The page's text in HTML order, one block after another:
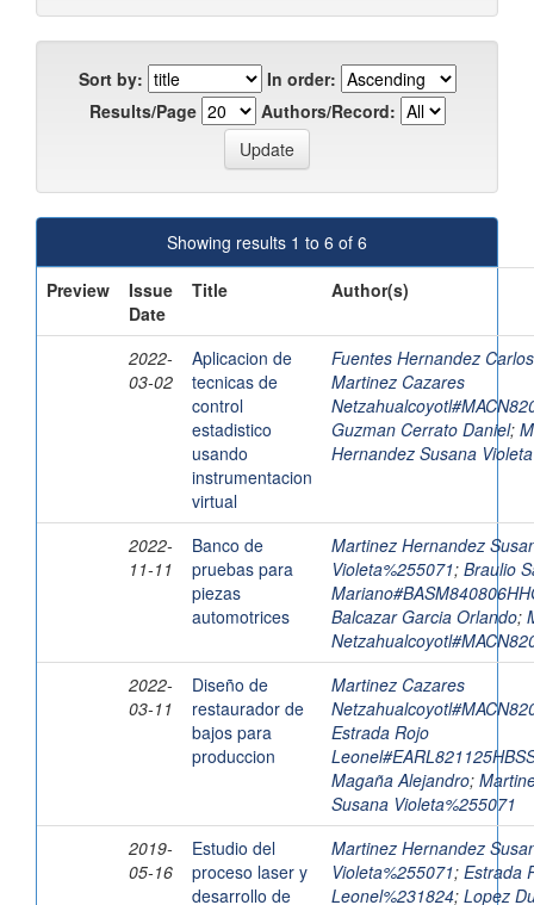
Sort by:
In order:
Results/Page
Authors/Record:
Showing results 1 to 6 of 6
Preview
Issue
Date
Title Author(s)
2022-
03-02
Aplicacion de
tecnicas de
control
estadistico
usando
instrumentacion
virtual
Fuentes Hernandez
Martinez Cazares
Guzman Cerrato Daniel;
Hernandez Susana
2022-
11-11
Banco de
pruebas para
piezas
automotrices
Martinez Hernandez
Violeta%255071; Braulio
Balcazar Garcia Orlando;
2022-
03-11
Diseño de
restaurador de
bajos para
produccion
Martinez Cazares
Estrada Rojo
Magaña Alejandro;
Susana Violeta%255071
2019-
05-16
Estudio del
proceso laser y
desarrollo de
Martinez Hernandez
Violeta%255071; Estrada
Leonel%231824; Lopez